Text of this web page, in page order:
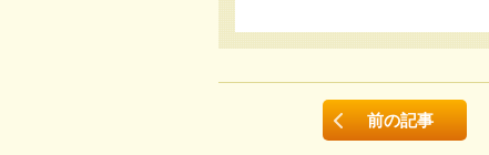
前の記事